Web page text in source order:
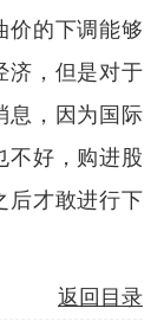
价的下调能够
济，但是对于
息，因为国际
不好，购进股
后才敢进行下
返回目录